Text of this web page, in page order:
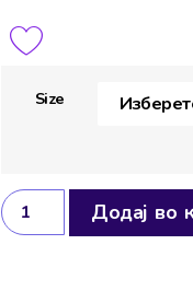
Size
Додај во